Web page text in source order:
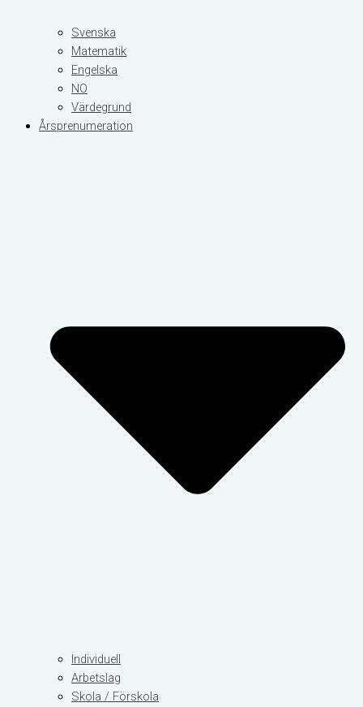
Svenska
Matematik
Engelska
NO
Värdegrund
Årsprenumeration
Individuell
Arbetslag
Skola / Förskola